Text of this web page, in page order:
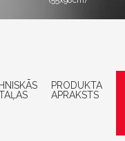
PRODUKTA
APRAKSTS